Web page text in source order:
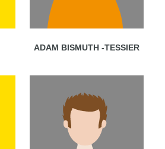
ADAM BISMUTH -TESSIER